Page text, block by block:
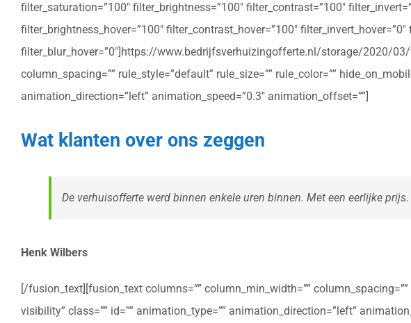
filter_saturation=”100″ filter_brightness=”100″ filter_contrast=”100″
filter_brightness_hover=”100″ filter_contrast_hover=”100″
filter_blur_hover=”0″]https://www.bedrijfsverhuizingofferte.nl/storage/2020/
column_spacing=”” rule_style=”default” rule_size=”” rule_color=””
animation_direction=”left” animation_speed=”0.3″ animation_offset=””]
Wat klanten over ons zeggen
De verhuisofferte werd binnen enkele uren binnen. Met een eerlijke prijs.
Henk Wilbers
[/fusion_text][fusion_text columns=”” column_min_width=””
visibility” class=”” id=”” animation_type=”” animation_direction=”left”